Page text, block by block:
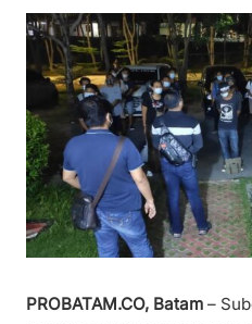
PROBATAM.CO, Batam –